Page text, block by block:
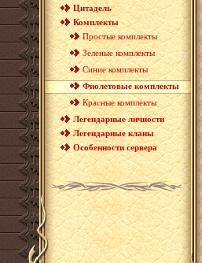
Цитадель
Комплекты
Простые комплекты
Зеленые комплекты
Синие комплекты
Фиолетовые комплекты
Красные комплекты
Легендарные личности
Легендарные кланы
Особенности сервера